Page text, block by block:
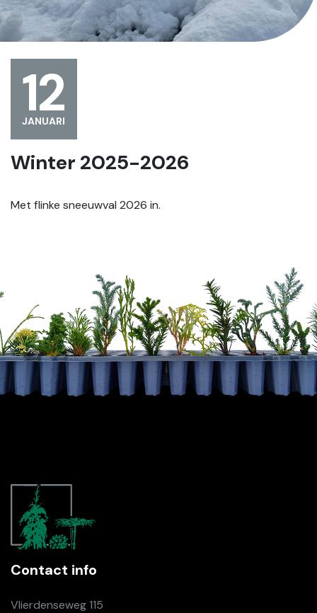
12
JANUARI
Winter 2025-2026
Met flinke sneeuwval 2026 in.
Contact info
Vlierdenseweg 115